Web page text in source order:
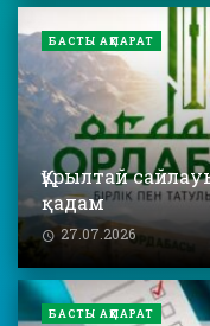
Құрылтай
қадам
27.07.2026
БАСТЫ АҚПАРАТ
БАСТЫ АҚПАРАТ